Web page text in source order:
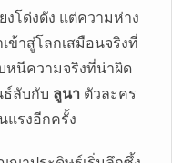
โด่งดัง แต่ความห่าง
ข้าสู่โลกเสมือนจริงที่
บหนีความจริงที่น่าผิด
ธ์ลับกับ ลูนา ตัวละคร
แรงอีกครั้ง